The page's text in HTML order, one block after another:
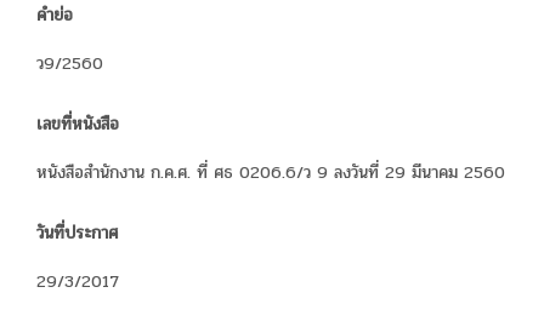
คำย่อ
ว9/2560
เลขที่หนังสือ
หนังสือสำนักงาน ก.ค.ศ. ที่ ศธ 0206.6/ว 9 ลงวันที่ 29 มีนาคม 2560
วันที่ประกาศ
29/3/2017